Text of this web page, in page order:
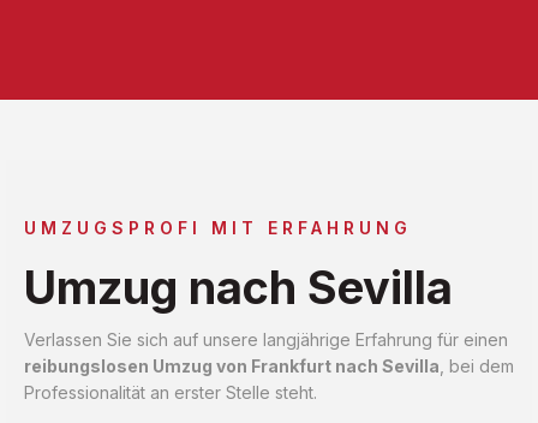
UMZUGSPROFI MIT ERFAHRUNG
Umzug nach Sevilla
Verlassen Sie sich auf unsere langjährige Erfahrung für einen
reibungslosen Umzug von Frankfurt nach Sevilla , bei dem
Professionalität an erster Stelle steht.